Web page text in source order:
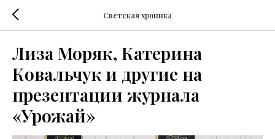
Светская хроника
Лиза Моряк, Катерина
Ковальчук и другие на
презентации журнала
«Урожай»